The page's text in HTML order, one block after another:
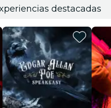
destacadas